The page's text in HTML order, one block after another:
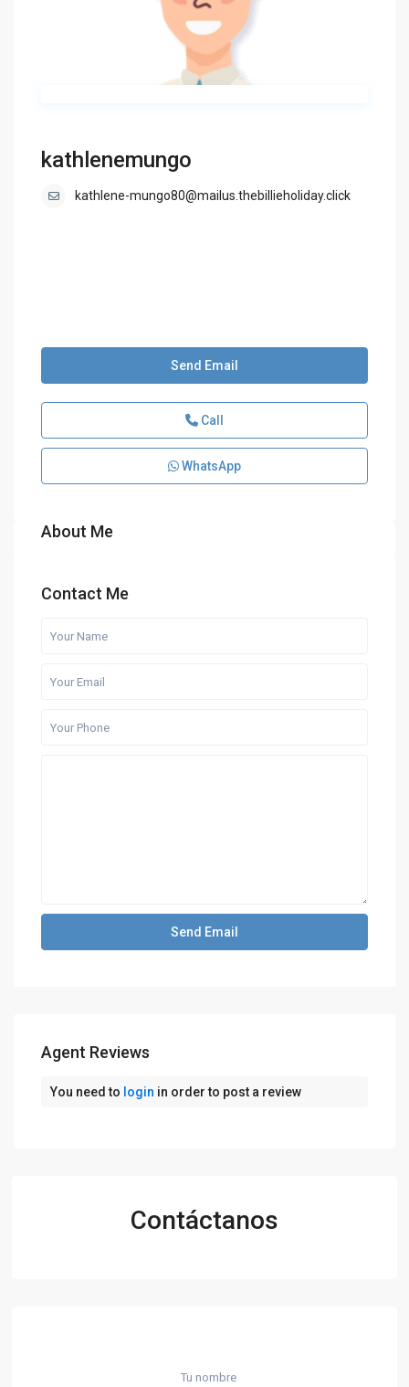
kathlenemungo
kathlene-mungo80@mailus.thebillieholiday.click
Send Email
Call
WhatsApp
About Me
Contact Me
Agent Reviews
You need to login in order to post a review
Contáctanos